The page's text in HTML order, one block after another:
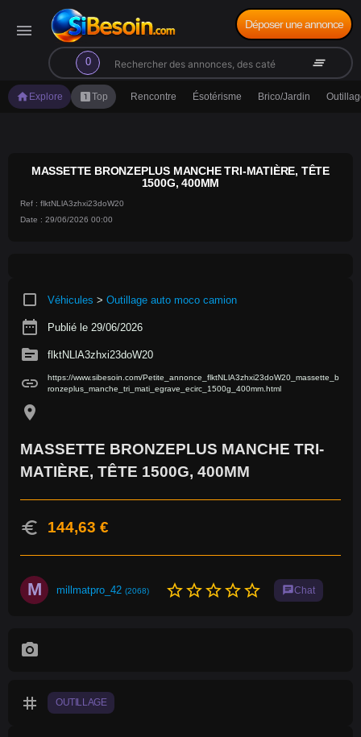
menu
0
search clear_all
Déposer une annonce
home Explore looks_oneTop Rencontre Ésotérisme Brico/Jardin
MASSETTE BRONZEPLUS MANCHE TRI-MATIÈRE, TÊTE
1500G, 400MM
Ref : flktNLlA3zhxi23doW20
Date : 29/06/2026 00:00
crop_square Véhicules > Outillage auto moco camion
date_range Publié le 29/06/2026
source flktNLlA3zhxi23doW20
link
https://www.sibesoin.com/Petite_annonce_flktNLlA3zhxi23doW20_massette_b
ronzeplus_manche_tri_mati_egrave_ecirc_1500g_400mm.html
location_on
MASSETTE BRONZEPLUS MANCHE TRI-
MATIÈRE, TÊTE 1500G, 400MM
euro 144,63 €
M millmatpro_42 (2068) star_borderstar_borderstar_borderstar_borderstar_border chatChat
photo_camera
tag OUTILLAGE